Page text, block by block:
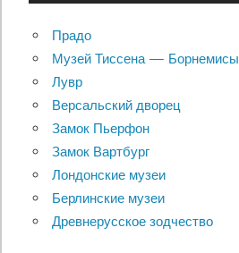
Прадо
Музей Тиссена — Борнемисы
Лувр
Версальский дворец
Замок Пьерфон
Замок Вартбург
Лондонские музеи
Берлинские музеи
Древнерусское зодчество